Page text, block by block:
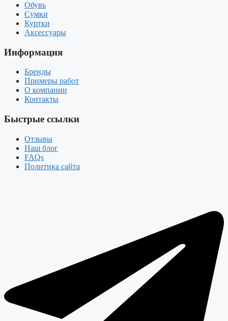
Обувь
Сумки
Куртки
Аксессуары
Информация
Бренды
Примеры работ
О компании
Контакты
Быстрые ссылки
Отзывы
Наш блог
FAQs
Политика сайта